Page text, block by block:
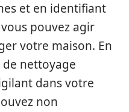
et en identifiant
pouvez agir
votre maison. En
nettoyage
dans votre
non